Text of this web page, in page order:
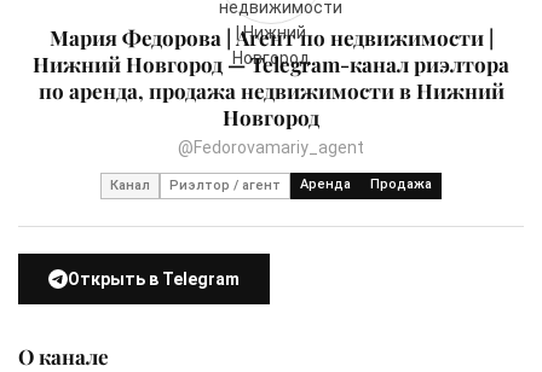
Мария Федорова | Агент по недвижимости |
Нижний Новгород — Telegram-канал риэлтора
по аренда, продажа недвижимости в Нижний
Новгород
@Fedorovamariy_agent
Канал Риэлтор / агент Аренда Продажа
Открыть в Telegram
О канале